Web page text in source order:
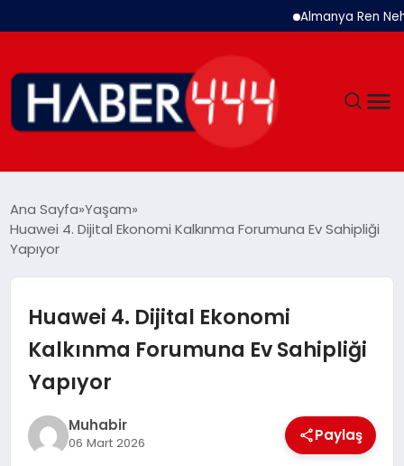
Almanya Ren
SPOR
TEKNOLOJI
Ana Sayfa Yaşam
Huawei 4. Dijital Ekonomi Kalkınma Forumuna Ev Sahipliği
Yapıyor
Huawei 4. Dijital Ekonomi
Kalkınma Forumuna Ev Sahipliği
Yapıyor
Muhabir
06 Mart 2026 Paylaş